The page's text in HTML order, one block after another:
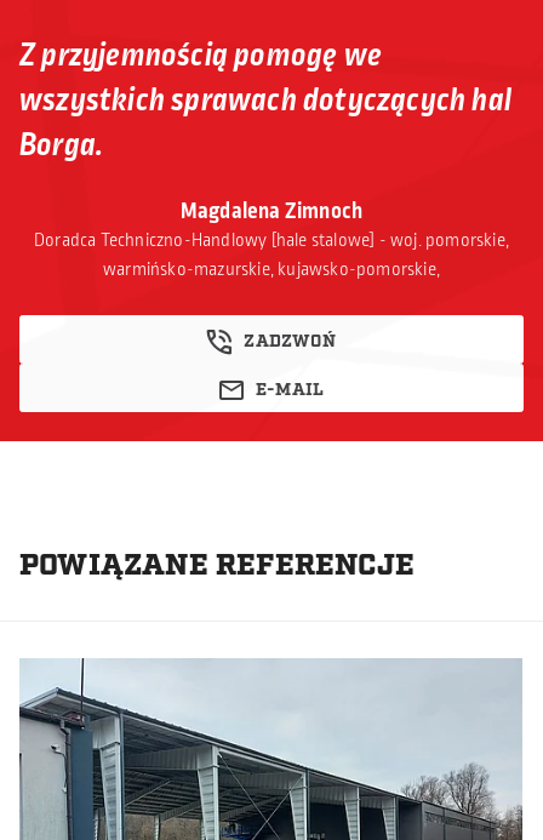
Magdalena Zimnoch
Doradca Techniczno-Handlowy [hale stalowe] - woj. pomorskie,
warmińsko-mazurskie, kujawsko-pomorskie,
ZADZWOŃ
E-MAIL
Z przyjemnością pomogę we
wszystkich sprawach dotyczących hal
Borga.
POWIĄZANE REFERENCJE